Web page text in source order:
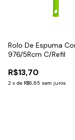
Rolo De Espuma
976/5Rcm C/Refil
R$13,70
2 x de R$6,85 sem juros